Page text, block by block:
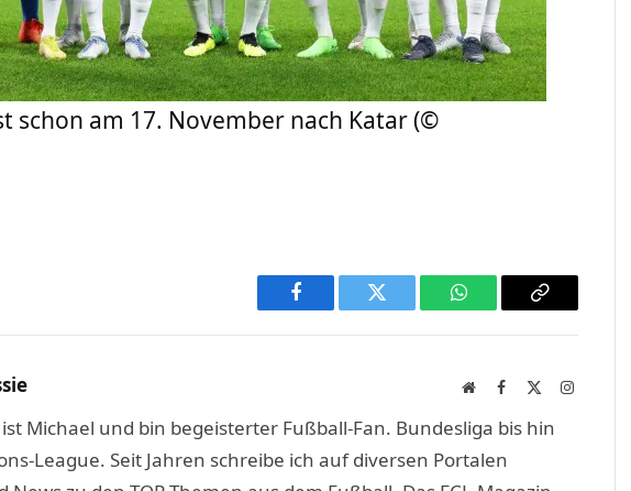
schon am 17. November nach Katar (©
Facebook Twitter WhatsAppCopy
WebsiteFacebook
Michael und bin begeisterter Fußball-Fan. Bundesliga bis hin
League. Seit Jahren schreibe ich auf diversen Portalen